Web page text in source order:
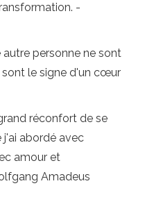
-
personne ne sont
sont le signe d'un cœur
réconfort de se
j'ai abordé avec
amour et
Amadeus